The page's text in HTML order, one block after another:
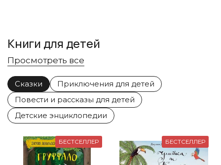
Книги для детей
Просмотреть все
Сказки
Приключения для детей
Повести и рассказы для детей
Детские энциклопедии
БЕСТСЕЛЛЕР БЕСТСЕЛЛЕР